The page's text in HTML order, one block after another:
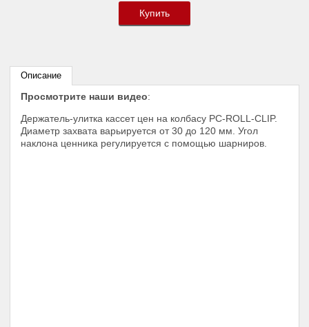
Купить
Описание
Просмотрите наши видео:
Держатель-улитка кассет цен на колбасу PC-ROLL-CLIP.
Диаметр захвата варьируется от 30 до 120 мм. Угол
наклона ценника регулируется с помощью шарниров.